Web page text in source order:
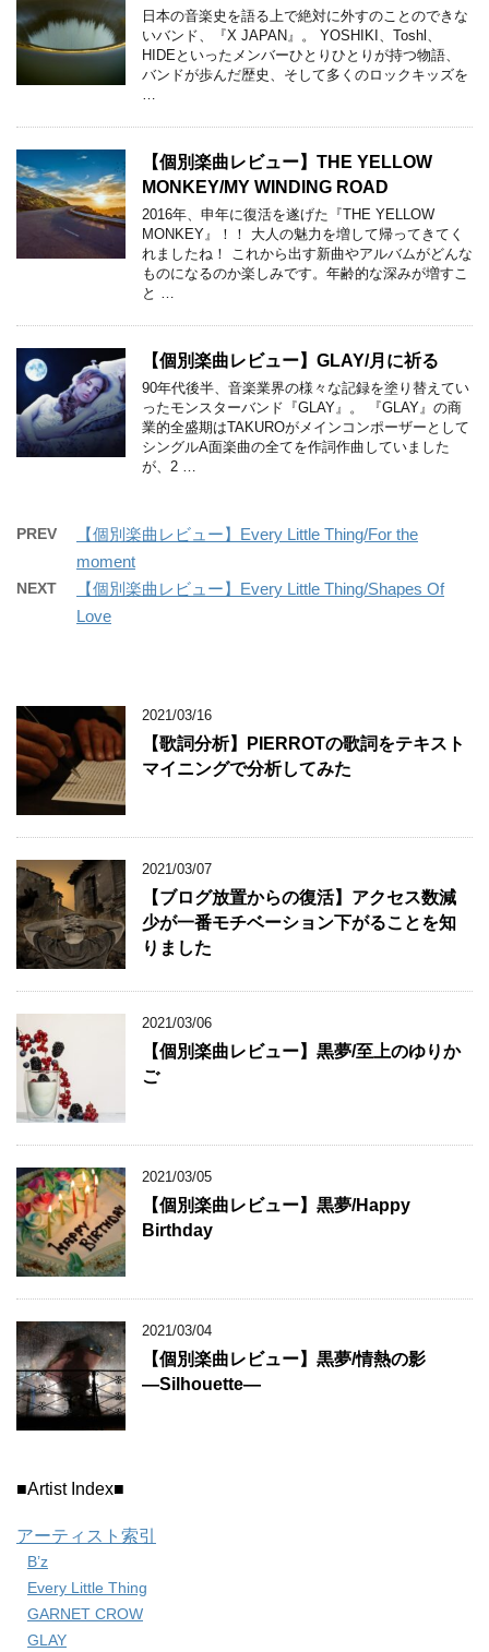
日本の音楽史を語る上で絶対に外すのことのできな
いバンド、『X JAPAN』。 YOSHIKI、Toshl、
HIDEといったメンバーひとりひとりが持つ物語、
バンドが歩んだ歴史、そして多くのロックキッズを
【個別楽曲レビュー】THE YELLOW
MONKEY/MY WINDING ROAD
2016年、申年に復活を遂げた『THE YELLOW
MONKEY』！！ 大人の魅力を増して帰ってきてく
れましたね！ これから出す新曲やアルバムがどんな
ものになるのか楽しみです。年齢的な深みが増すこ
と …
【個別楽曲レビュー】GLAY/月に祈る
90年代後半、音楽業界の様々な記録を塗り替えてい
ったモンスターバンド『GLAY』。 『GLAY』の商
業的全盛期はTAKUROがメインコンポーザーとして
シングルA面楽曲の全てを作詞作曲していました
が、2 …
PREV
【個別楽曲レビュー】Every Little Thing/For the
moment
NEXT
【個別楽曲レビュー】Every Little Thing/Shapes Of
Love
2021/03/16
【歌詞分析】PIERROTの歌詞をテキスト
マイニングで分析してみた
2021/03/07
【ブログ放置からの復活】アクセス数減
少が一番モチベーション下がることを知
りました
2021/03/06
【個別楽曲レビュー】黒夢/至上のゆりか
ご
2021/03/05
【個別楽曲レビュー】黒夢/Happy
Birthday
2021/03/04
【個別楽曲レビュー】黒夢/情熱の影
―Silhouette―
■Artist Index■
アーティスト索引
B’z
Every Little Thing
GARNET CROW
GLAY